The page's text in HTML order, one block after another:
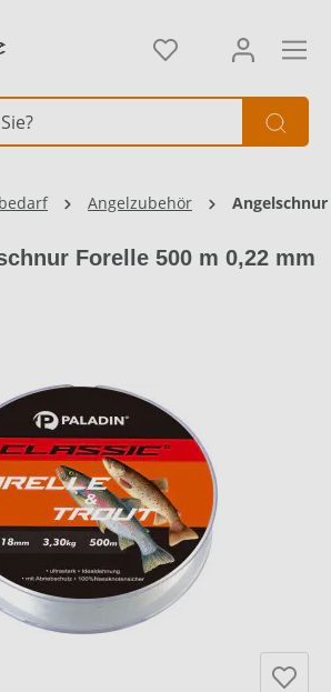
Angelzubehör Angelschnur
Forelle 500 m 0,22 mm